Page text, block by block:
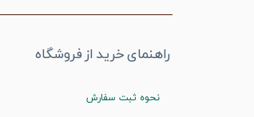
راهنمای خرید از فروشگاه
نحوه ثبت سفارش